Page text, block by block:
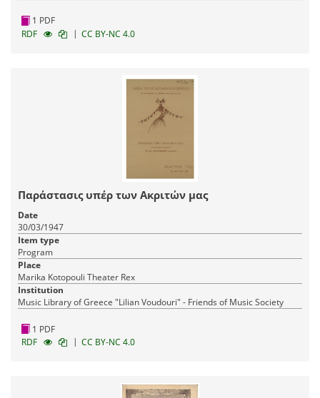
1 PDF
RDF
| CC BY-NC 4.0
Παράστασις υπέρ των Ακριτών μας
Date
30/03/1947
Item type
Program
Place
Marika Kotopouli Theater Rex
Institution
Music Library of Greece "Lilian Voudouri" - Friends of Music Society
1 PDF
RDF
| CC BY-NC 4.0